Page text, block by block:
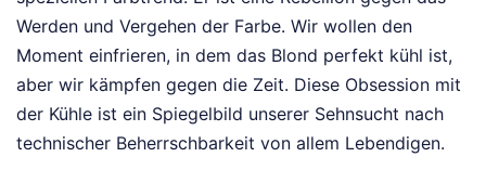
Werden und Vergehen der Farbe. Wir wollen den
Moment einfrieren, in dem das Blond perfekt kühl ist,
aber wir kämpfen gegen die Zeit. Diese Obsession mit
der Kühle ist ein Spiegelbild unserer Sehnsucht nach
technischer Beherrschbarkeit von allem Lebendigen.